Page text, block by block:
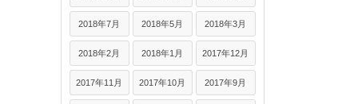
2018年7月 2018年5月 2018年3月
2018年2月 2018年1月 2017年12月
2017年11月 2017年10月 2017年9月